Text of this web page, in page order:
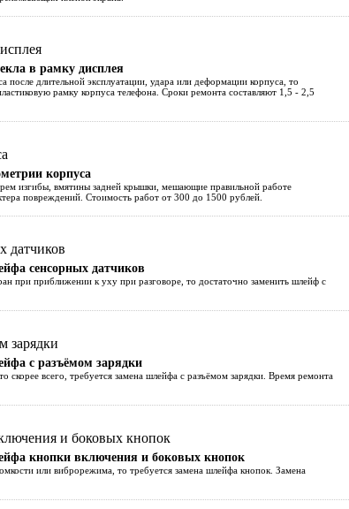
в рамку дисплея
после длительной эксплуатации, удара или деформации корпуса, то
рамку корпуса телефона. Сроки ремонта составляют 1,5 - 2,5
корпуса
изгибы, вмятины задней крышки, мешающие правильной работе
повреждений. Стоимость работ от 300 до 1500 рублей.
сенсорных датчиков
при приближении к уху при разговоре, то достаточно заменить шлейф с
с разъёмом зарядки
скорее всего, требуется замена шлейфа с разъёмом зарядки. Время ремонта
кнопки включения и боковых кнопок
или виброрежима, то требуется замена шлейфа кнопок. Замена